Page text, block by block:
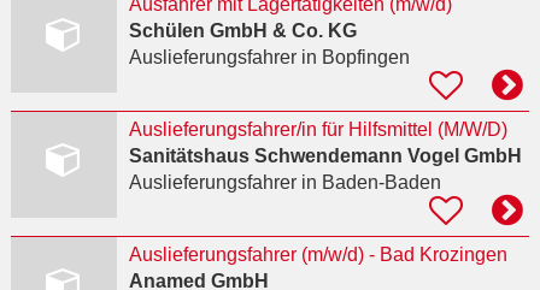
Ausfahrer mit Lagertätigkeiten (m/w/d)
Schülen GmbH & Co. KG
Auslieferungsfahrerin Bopfingen
Auslieferungsfahrer/in für Hilfsmittel (M/W/D)
Sanitätshaus Schwendemann Vogel GmbH
Auslieferungsfahrerin Baden-Baden
Auslieferungsfahrer (m/w/d) - Bad Krozingen
Anamed GmbH